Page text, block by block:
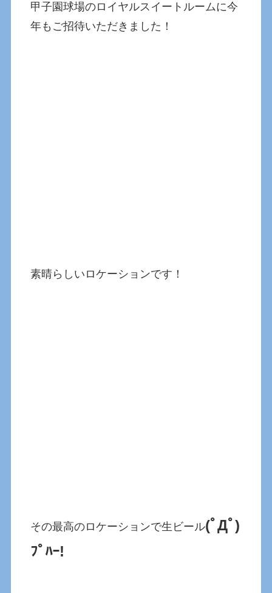
甲子園球場のロイヤルスイートルームに今
年もご招待いただきました！
素晴らしいロケーションです！
その最高のロケーションで生ビール(ﾟДﾟ)
ﾌﾟﾊｰ!